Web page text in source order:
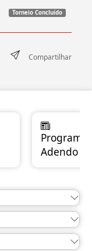
Torneio Concluído
Compartilhar
Adendo